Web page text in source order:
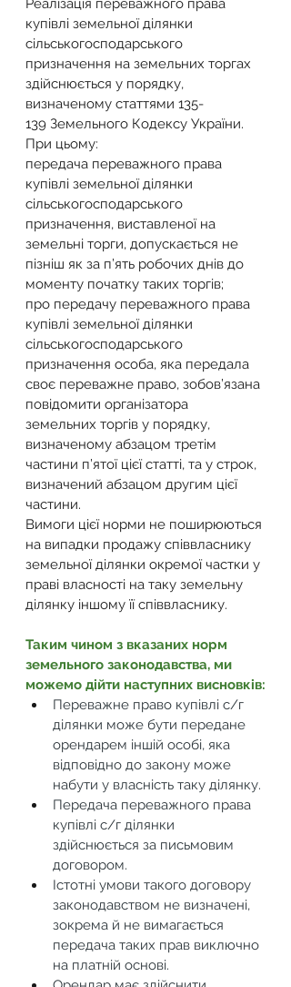
Реалізація переважного права
купівлі земельної ділянки
сільськогосподарського
призначення на земельних торгах
здійснюється у порядку,
визначеному статтями 135-
139 Земельного Кодексу України.
При цьому:
передача переважного права
купівлі земельної ділянки
сільськогосподарського
призначення, виставленої на
земельні торги, допускається не
пізніш як за п’ять робочих днів до
моменту початку таких торгів;
про передачу переважного права
купівлі земельної ділянки
сільськогосподарського
призначення особа, яка передала
своє переважне право, зобов’язана
повідомити організатора
земельних торгів у порядку,
визначеному абзацом третім
частини п’ятої цієї статті, та у строк,
визначений абзацом другим цієї
частини.
Вимоги цієї норми не поширюються
на випадки продажу співвласнику
земельної ділянки окремої частки у
праві власності на таку земельну
ділянку іншому її співвласнику.
Таким чином з вказаних норм
земельного законодавства, ми
можемо дійти наступних висновків:
Переважне право купівлі с/г
ділянки може бути передане
орендарем іншій особі, яка
відповідно до закону може
набути у власність таку ділянку.
Передача переважного права
купівлі с/г ділянки
здійснюється за письмовим
договором.
Істотні умови такого договору
законодавством не визначені,
зокрема й не вимагається
передача таких прав виключно
на платній основі.